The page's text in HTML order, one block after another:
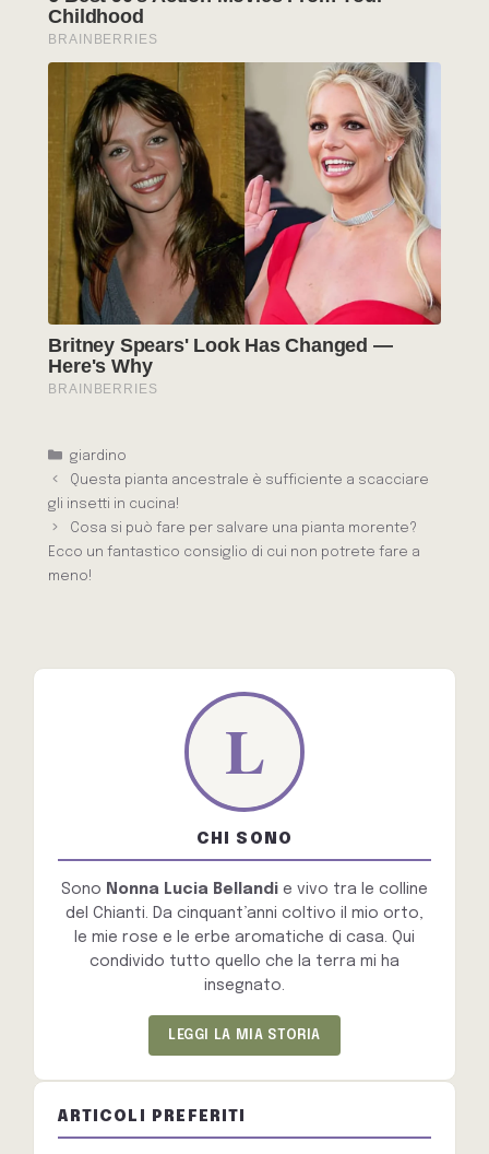
Categorie
giardino
Questa pianta ancestrale è sufficiente a scacciare
gli insetti in cucina!
Cosa si può fare per salvare una pianta morente?
Ecco un fantastico consiglio di cui non potrete fare a
meno!
CHI SONO
Sono Nonna Lucia Bellandi e vivo tra le colline
del Chianti. Da cinquant’anni coltivo il mio orto,
le mie rose e le erbe aromatiche di casa. Qui
condivido tutto quello che la terra mi ha
insegnato.
LEGGI LA MIA STORIA
ARTICOLI PREFERITI